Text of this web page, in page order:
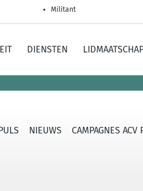
Militant
DIENSTEN
NIEUWS CAMPAGNES ACV